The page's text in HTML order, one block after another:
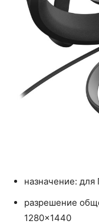
назначение: для
разрешение
1280x1440